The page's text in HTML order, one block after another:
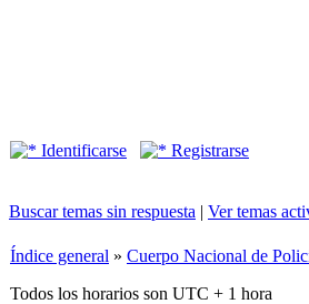
Identificarse
Registrarse
Buscar temas sin respuesta | Ver temas
Índice general » Cuerpo Nacional de
Todos los horarios son UTC + 1 hora